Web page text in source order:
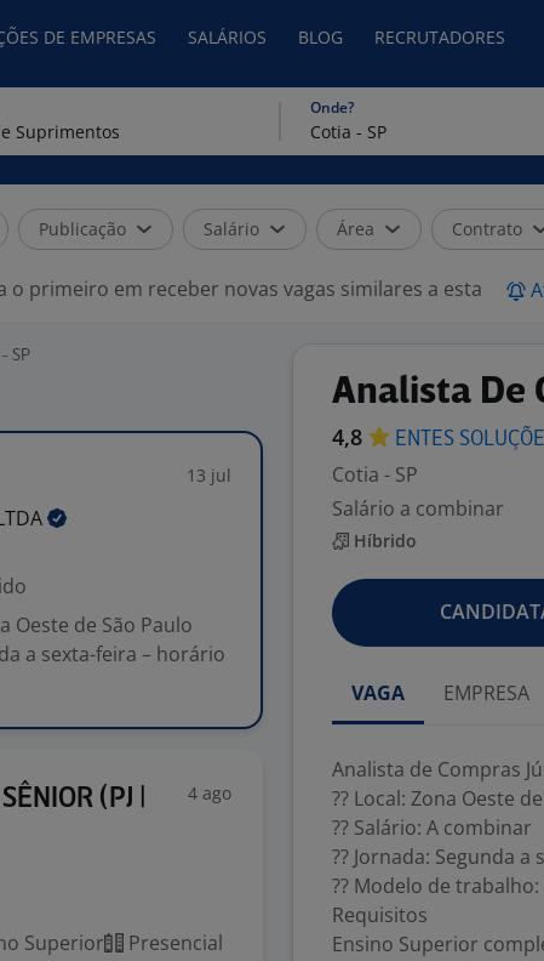
DE EMPRESAS SALÁRIOS BLOG RECRUTADORES
Onde?
Publicação Salário Área Contrato
o primeiro em receber novas vagas similares a esta
SP
13 jul
Oeste de São Paulo
a sexta-feira – horário
(PJ |
4 ago
Superior
Presencial
Analista De
4,8 ENTES
Cotia - SP
Salário a combinar
Híbrido
VAGA EMPRESA
Analista de Compras
?? Local: Zona Oeste
?? Salário: A combinar
?? Jornada: Segunda
?? Modelo de
Requisitos
Ensino Superior